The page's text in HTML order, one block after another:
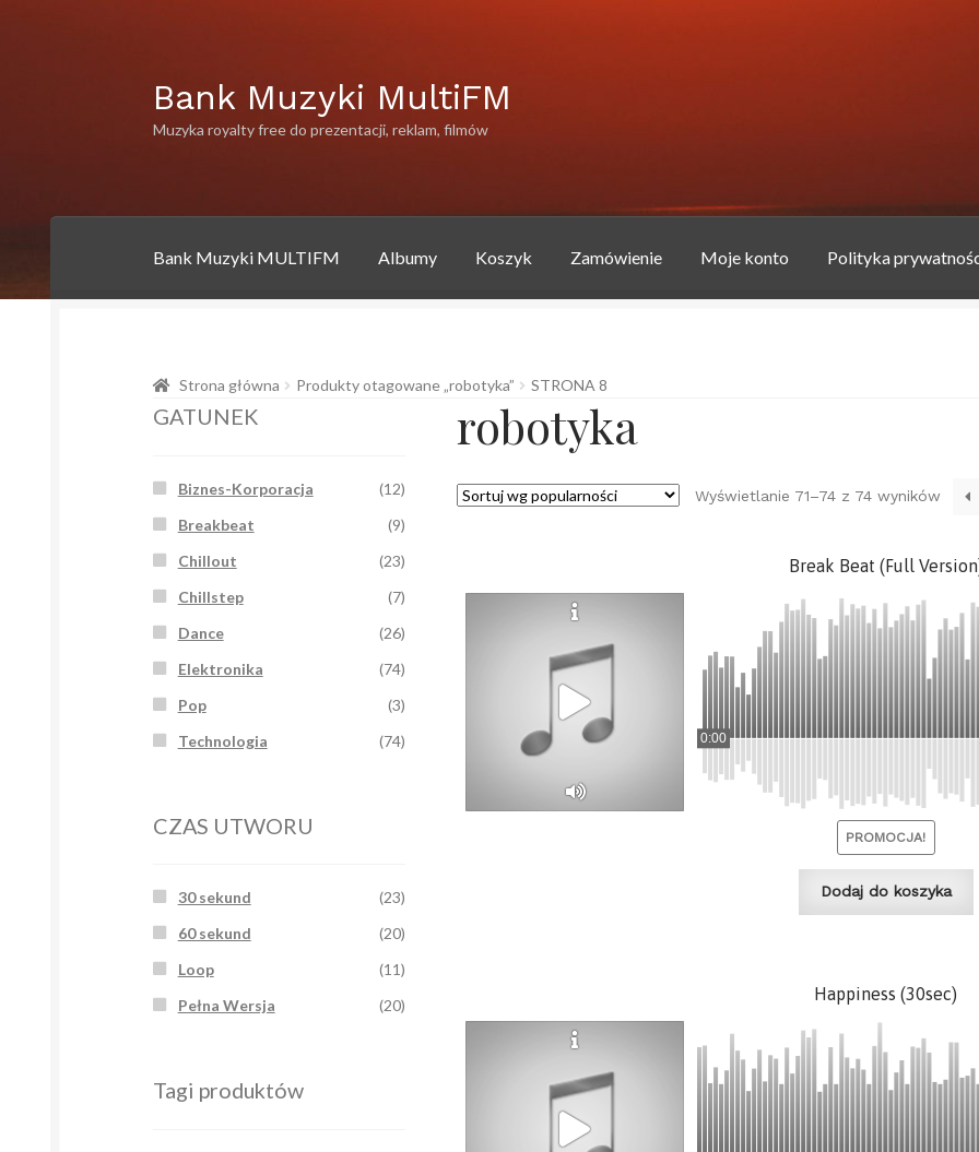
Przejdź
do
nawigacji
Przejdź
do
treści
Bank Muzyki MultiFM
Muzyka royalty free do prezentacji, reklam, filmów
Bank Muzyki MULTIFM Albumy Koszyk Zamówienie Moje konto Polityka
Polityka prywatnościPolityka prywatnościPrzykładowa strona
Strona główna Produkty otagowane „robotyka” STRONA 8
robotyka
Wyświetlanie 71–74 z 74 wyników
Break Beat (Full
0:00
PROMOCJA!
Dodaj do koszyka
Happiness (30sec)
GATUNEK
Biznes-Korporacja
(12)
Breakbeat
(9)
Chillout
(23)
Chillstep
(7)
Dance
(26)
Elektronika
(74)
Pop
(3)
Technologia
(74)
CZAS UTWORU
30 sekund
(23)
60 sekund
(20)
Loop
(11)
Pełna Wersja
(20)
Tagi produktów